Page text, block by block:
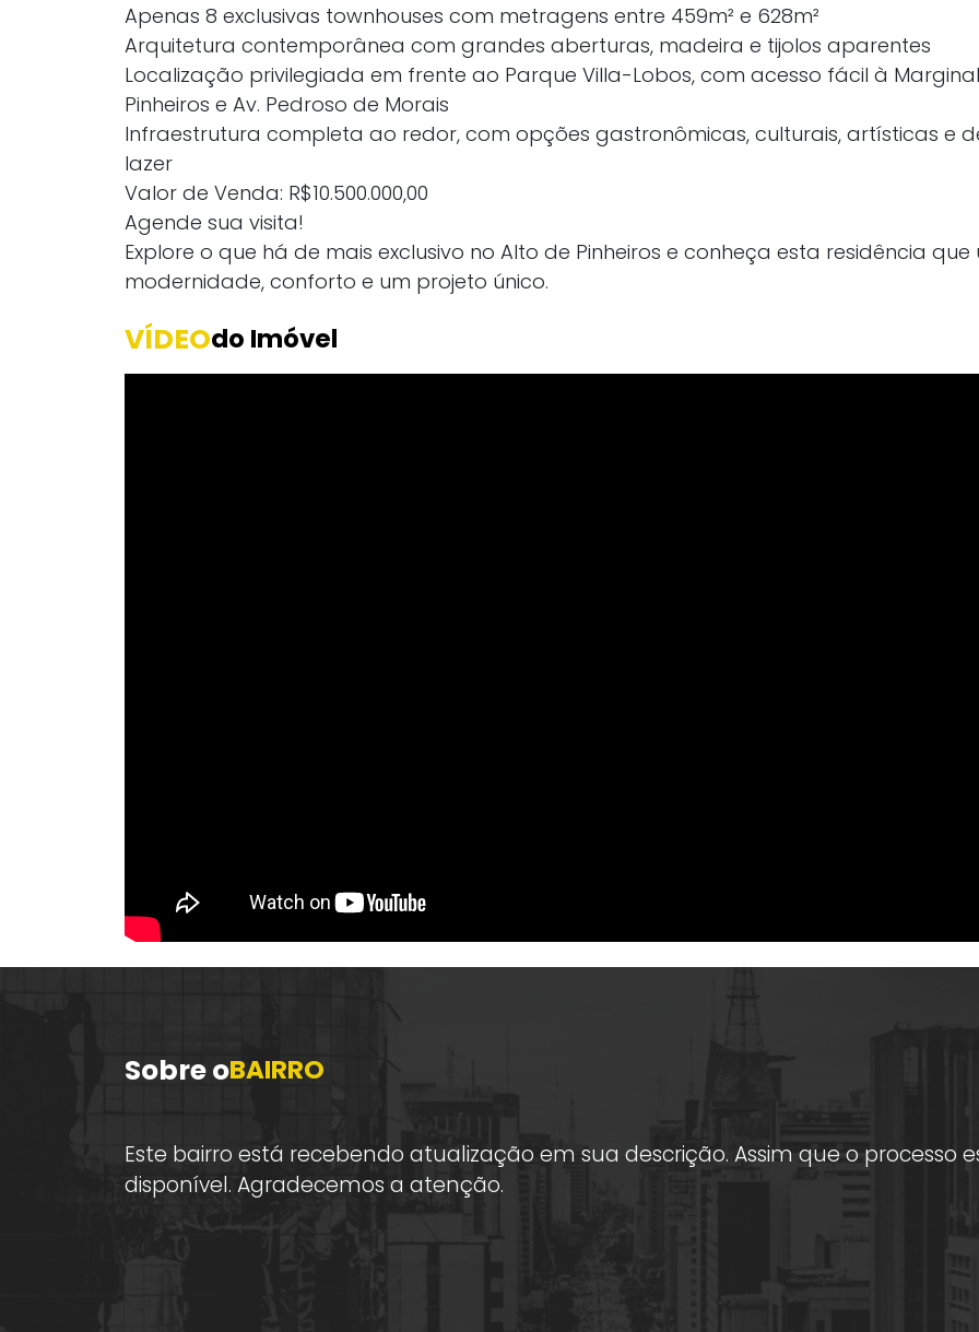
Apenas 8 exclusivas townhouses com metragens entre 459m² e 628m²
Arquitetura contemporânea com grandes aberturas, madeira e tijolos aparentes
Localização privilegiada em frente ao Parque Villa-Lobos, com acesso fácil à Marginal
Pinheiros e Av. Pedroso de Morais
Infraestrutura completa ao redor, com opções gastronômicas, culturais, artísticas e
lazer
Valor de Venda: R$10.500.000,00
Agende sua visita!
Explore o que há de mais exclusivo no Alto de Pinheiros e conheça esta residência que
modernidade, conforto e um projeto único.
VÍDEOdo Imóvel
Sobre oBAIRRO
Este bairro está recebendo atualização em sua descrição. Assim que o processo
disponível. Agradecemos a atenção.